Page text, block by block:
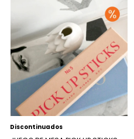
Discontinuados